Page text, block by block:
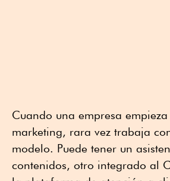
Cuando una empresa
marketing, rara vez trabaja
modelo. Puede tener un
contenidos, otro integrado al